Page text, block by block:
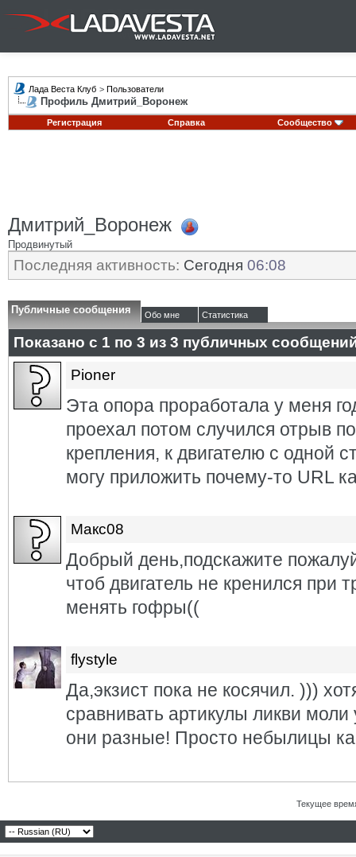
Лада Веста Клуб > Пользователи
Профиль Дмитрий_Воронеж
Регистрация Справка Сообщество
Дмитрий_Воронеж
Продвинутый
Последняя активность: Сегодня 06:08
Публичные сообщения Обо мне Статистика
Показано с 1 по 3 из 3 публичных
Pioner
Эта опора проработала у меня
проехал потом случился отрыв
крепления, к двигателю с одной
могу приложить почему-то URL
Макс08
Добрый день,подскажите
чтоб двигатель не кренился при
менять гофры((
flystyle
Да,экзист пока не косячил. )))
сравнивать артикулы ликви
они разные! Просто небылицы
Текущее